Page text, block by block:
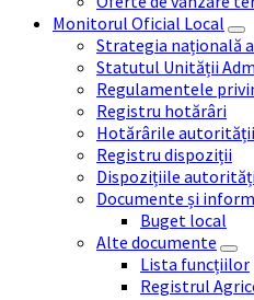
Monitorul Oficial Local
Strategia națională
Statutul Unității
Regulamentele
Registru hotărâri
Hotărârile
Registru dispoziții
Dispozițiile
Documente și
Buget local
Alte documente
Lista funcțiilor
Registrul